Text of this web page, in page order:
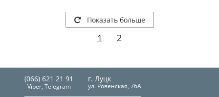
Показать больше
1 2
(066) 621 21 91
Viber, Telegram
г. Луцк
ул. Ровенская, 76А